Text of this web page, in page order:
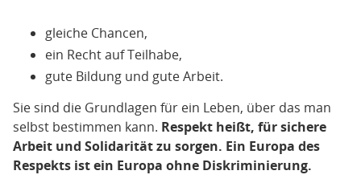
gleiche Chancen,
ein Recht auf Teilhabe,
gute Bildung und gute Arbeit.
Sie sind die Grundlagen für ein Leben, über das man
selbst bestimmen kann. Respekt heißt, für sichere
Arbeit und Solidarität zu sorgen. Ein Europa des
Respekts ist ein Europa ohne Diskriminierung.